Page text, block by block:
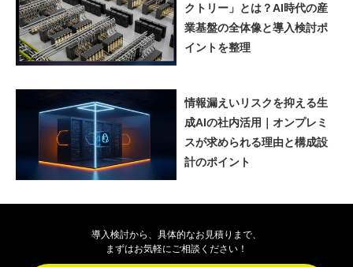
クトリー」とは？AI時代の産
業基盤の全体像と導入検討ポ
イントを整理
情報漏えいリスクを抑える生
成AIの社内活用｜オンプレミ
スが求められる理由と構成設
計のポイント
導入検討から、具体的なお見積りまで、
まずはお気軽にご相談ください！